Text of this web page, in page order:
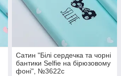
Сатин "Білі сердечка та чорні
бантики Selfie на бірюзовому
фоні", №3622с